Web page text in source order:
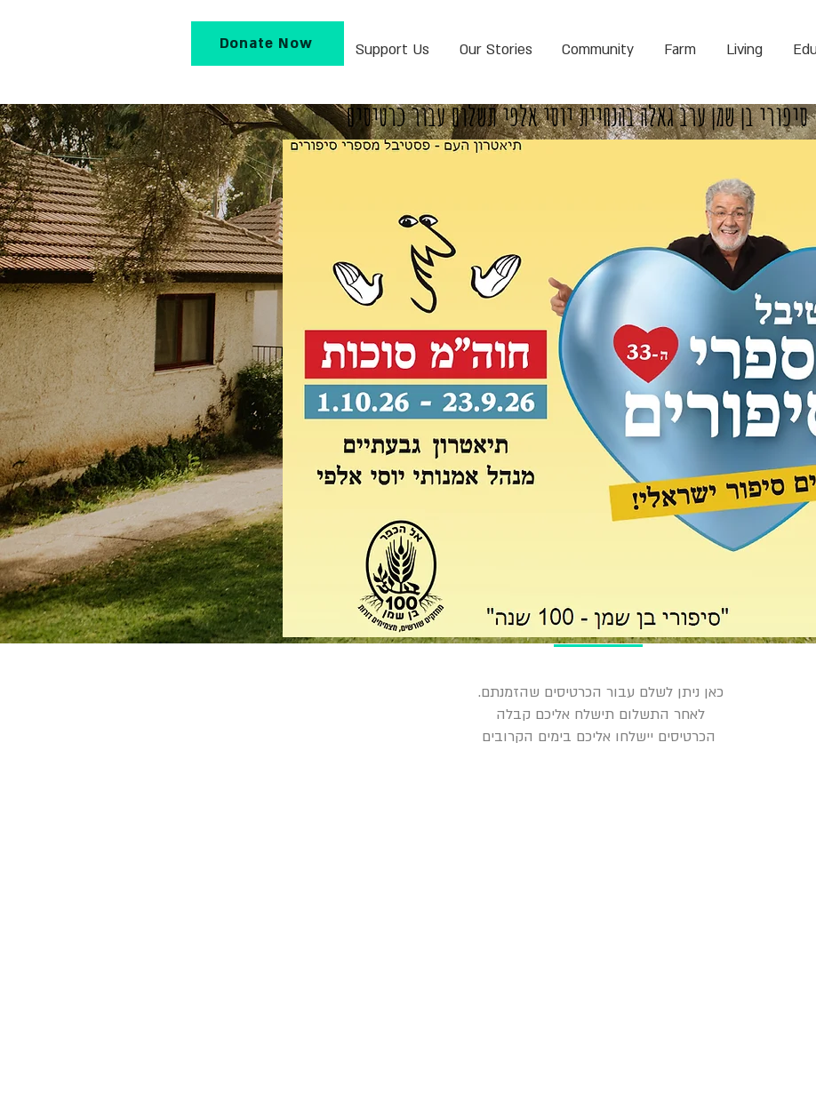
Donate Now Living
Farm
Community
Our Stories
Support Us
סיפורי בן שמן ערב גאלה בהנחיית יוסי אלפי תשלום עבור כרטיסים
כאן ניתן לשלם עבור הכרטיסים שהזמנתם.
לאחר התשלום תישלח אליכם קבלה
הכרטיסים יישלחו אליכם בימים הקרובים